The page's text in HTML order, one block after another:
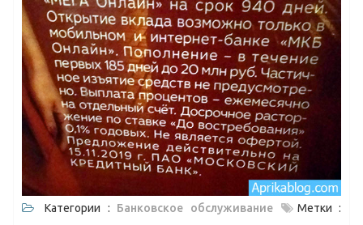
Категории : Банковское обслуживание
Метки :